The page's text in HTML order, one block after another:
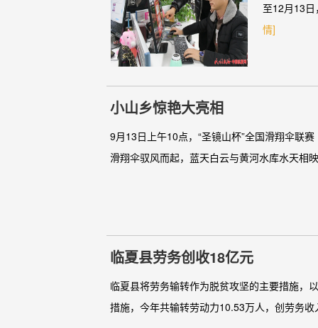
至12月13
情]
小山乡惊艳大亮相
9月13日上午10点，“圣镜山杯”全国滑翔伞联
滑翔伞驭风而起，蓝天白云与黄河水库水天相
临夏县劳务创收18亿元
临夏县将劳务输转作为脱贫攻坚的主要措施，
措施，今年共输转劳动力10.53万人，创劳务